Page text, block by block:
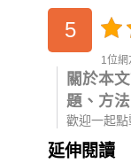
5
1位
關於本
題、方
歡迎一起點
延伸閱讀